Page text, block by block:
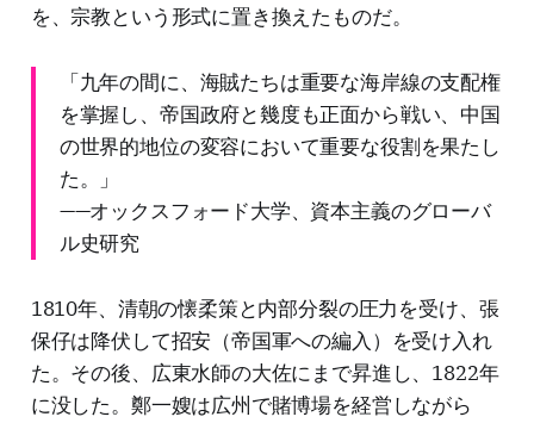
を、宗教という形式に置き換えたものだ。
「九年の間に、海賊たちは重要な海岸線の支配権
を掌握し、帝国政府と幾度も正面から戦い、中国
の世界的地位の変容において重要な役割を果たし
た。」
——オックスフォード大学、資本主義のグローバ
ル史研究
1810年、清朝の懐柔策と内部分裂の圧力を受け、張
保仔は降伏して招安（帝国軍への編入）を受け入れ
た。その後、広東水師の大佐にまで昇進し、1822年
に没した。鄭一嫂は広州で賭博場を経営しながら